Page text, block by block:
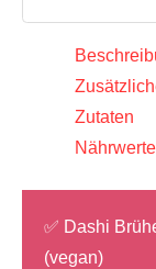
(küchenfertig,
vegan,
MSG),
Zutaten
Nährwerte
✅ Dashi
(vegan)